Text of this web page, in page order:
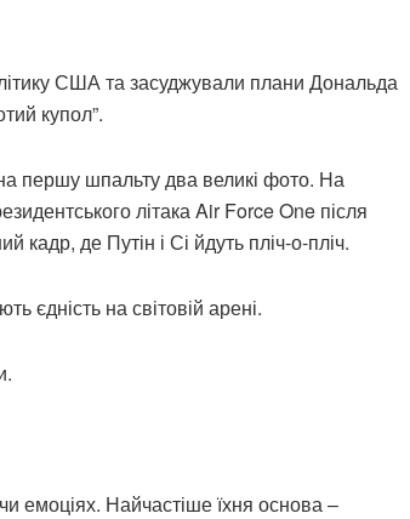
США та засуджували плани Дональда
купол”.
першу шпальту два великі фото. На
літака Air Force One після
кадр, де Путін і Сі йдуть пліч-о-пліч.
єдність на світовій арені.
емоціях. Найчастіше їхня основа –